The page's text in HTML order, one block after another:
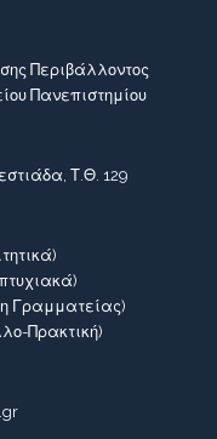
Περιβάλλοντος
Πανεπιστημίου
Τ.Θ. 129
Γραμματείας)
Πρακτική)